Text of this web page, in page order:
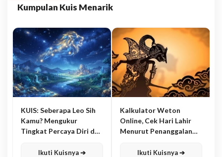
Kumpulan Kuis Menarik
KUIS: Seberapa Leo Sih
Kamu? Mengukur
Tingkat Percaya Diri dan
Ikuti Kuisnya ➔
Kalkulator Weton
Online, Cek Hari Lahir
Menurut Penanggalan
Ikuti Kuisnya ➔